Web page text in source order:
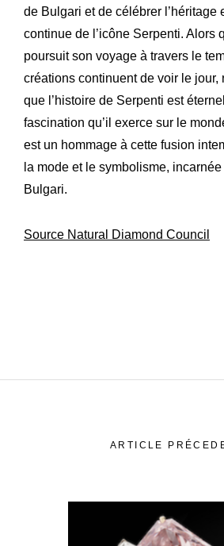
de Bulgari et de célébrer l’héritage
continue de l’icône Serpenti. Alors
poursuit son voyage à travers le
créations continuent de voir le jour,
que l’histoire de Serpenti est
fascination qu’il exerce sur le
est un hommage à cette fusion
la mode et le symbolisme,
Bulgari.
Source Natural Diamond Council
ARTICLE